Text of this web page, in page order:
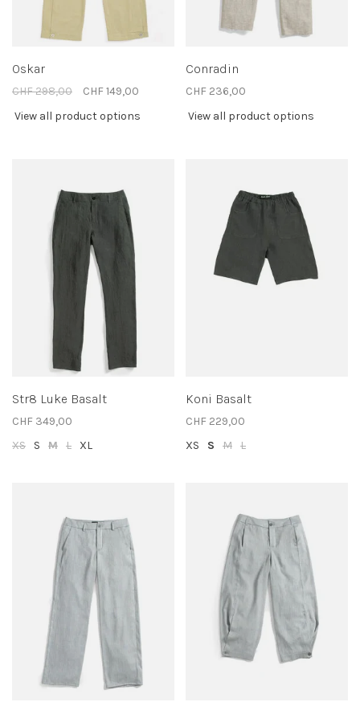
Oskar
CHF 298,00
CHF 149,00
View all product options
Conradin
CHF 236,00
View all product options
Str8 Luke Basalt
CHF 349,00
XS
S M L XL
Koni Basalt
CHF 229,00
XS
S M L